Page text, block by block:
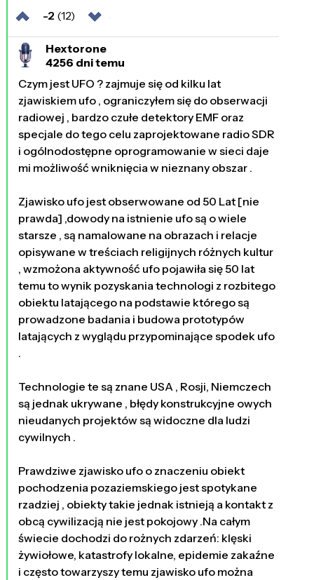
-2 (12)
Hextorone
4256 dni temu
Czym jest UFO ? zajmuje się od kilku lat
zjawiskiem ufo , ograniczyłem się do obserwacji
radiowej , bardzo czułe detektory EMF oraz
specjale do tego celu zaprojektowane radio SDR
i ogólnodostępne oprogramowanie w sieci daje
mi możliwość wniknięcia w nieznany obszar .
Zjawisko ufo jest obserwowane od 50 Lat [nie
prawda] ,dowody na istnienie ufo są o wiele
starsze , są namalowane na obrazach i relacje
opisywane w treściach religijnych różnych kultur
, wzmożona aktywność ufo pojawiła się 50 lat
temu to wynik pozyskania technologi z rozbitego
obiektu latającego na podstawie którego są
prowadzone badania i budowa prototypów
latających z wyglądu przypominające spodek ufo
.
Technologie te są znane USA , Rosji, Niemczech
są jednak ukrywane , błędy konstrukcyjne owych
nieudanych projektów są widoczne dla ludzi
cywilnych .
Prawdziwe zjawisko ufo o znaczeniu obiekt
pochodzenia pozaziemskiego jest spotykane
rzadziej , obiekty takie jednak istnieją a kontakt z
obcą cywilizacją nie jest pokojowy .Na całym
świecie dochodzi do rożnych zdarzeń: klęski
żywiołowe, katastrofy lokalne, epidemie zakaźne
i często towarzyszy temu zjawisko ufo można